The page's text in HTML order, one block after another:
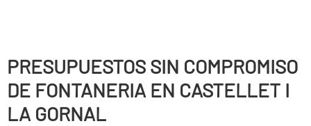
PRESUPUESTOS SIN COMPROMISO
DE FONTANERIA EN CASTELLET I
LA GORNAL